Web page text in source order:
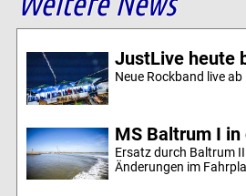
JustLive heute
Neue Rockband live
MS Baltrum I
Ersatz durch Baltrum
Änderungen im